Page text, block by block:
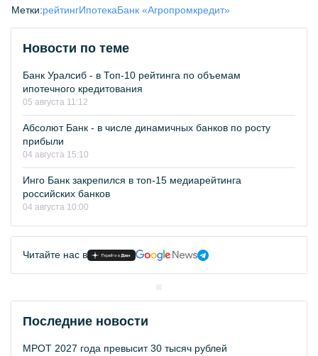
Метки:рейтингИпотекаБанк «Агропромкредит»
Новости по теме
Банк Уралсиб - в Топ-10 рейтинга по объемам
ипотечного кредитования
05 августа 11:12
Абсолют Банк - в числе динамичных банков по росту
прибыли
04 августа 15:10
Инго Банк закрепился в топ-15 медиарейтинга
российских банков
04 августа 10:00
Читайте нас в
Последние новости
МРОТ 2027 года превысит 30 тысяч рублей